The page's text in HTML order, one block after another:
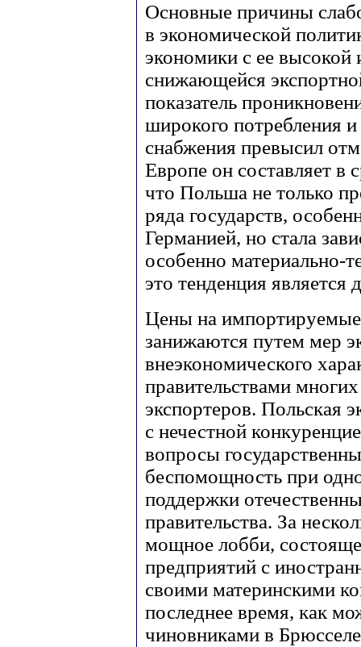
Основные причины
в экономической
экономики с ее
снижающейся
показатель
широкого потребления
снабжения превысил
Европе он составляет в
что Польша не только
ряда государств,
Германией, но стала
особенно материально-
это тенденция является
Цены на импортируемые
занижаются путем мер
внеэкономического
правительствами
экспортеров. Польская
с нечестной
вопросы
беспомощность при
поддержки
правительства. За
мощное лобби,
предприятий с
своими материнскими
последнее время, как
чиновниками в